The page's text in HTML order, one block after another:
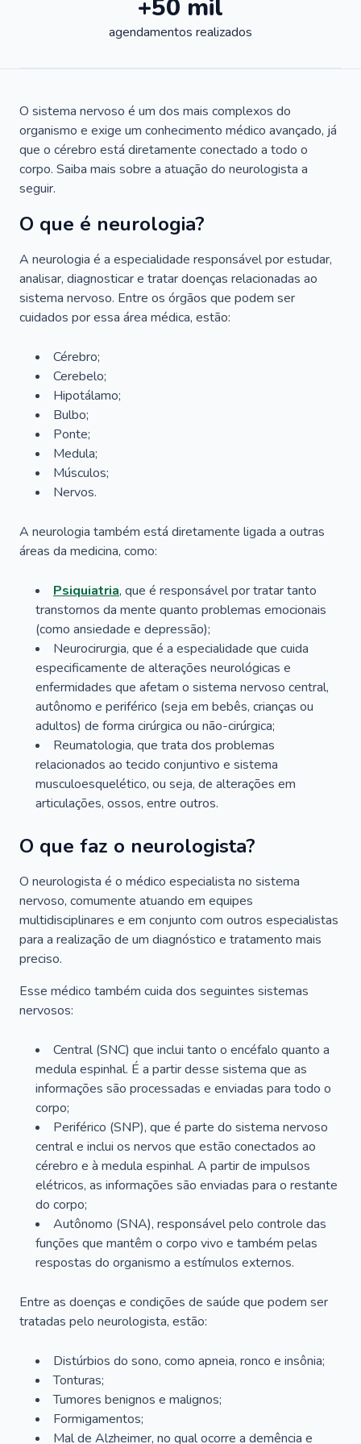
+50 mil
agendamentos realizados
O sistema nervoso é um dos mais complexos do
organismo e exige um conhecimento médico avançado, já
que o cérebro está diretamente conectado a todo o
corpo. Saiba mais sobre a atuação do neurologista a
seguir.
O que é neurologia?
A neurologia é a especialidade responsável por estudar,
analisar, diagnosticar e tratar doenças relacionadas ao
sistema nervoso. Entre os órgãos que podem ser
cuidados por essa área médica, estão:
Cérebro;
Cerebelo;
Hipotálamo;
Bulbo;
Ponte;
Medula;
Músculos;
Nervos.
A neurologia também está diretamente ligada a outras
áreas da medicina, como:
Psiquiatria, que é responsável por tratar tanto
transtornos da mente quanto problemas emocionais
(como ansiedade e depressão);
Neurocirurgia, que é a especialidade que cuida
especificamente de alterações neurológicas e
enfermidades que afetam o sistema nervoso central,
autônomo e periférico (seja em bebês, crianças ou
adultos) de forma cirúrgica ou não-cirúrgica;
Reumatologia, que trata dos problemas
relacionados ao tecido conjuntivo e sistema
musculoesquelético, ou seja, de alterações em
articulações, ossos, entre outros.
O que faz o neurologista?
O neurologista é o médico especialista no sistema
nervoso, comumente atuando em equipes
multidisciplinares e em conjunto com outros especialistas
para a realização de um diagnóstico e tratamento mais
preciso.
Esse médico também cuida dos seguintes sistemas
nervosos:
Central (SNC) que inclui tanto o encéfalo quanto a
medula espinhal. É a partir desse sistema que as
informações são processadas e enviadas para todo o
corpo;
Periférico (SNP), que é parte do sistema nervoso
central e inclui os nervos que estão conectados ao
cérebro e à medula espinhal. A partir de impulsos
elétricos, as informações são enviadas para o restante
do corpo;
Autônomo (SNA), responsável pelo controle das
funções que mantêm o corpo vivo e também pelas
respostas do organismo a estímulos externos.
Entre as doenças e condições de saúde que podem ser
tratadas pelo neurologista, estão:
Distúrbios do sono, como apneia, ronco e insônia;
Tonturas;
Tumores benignos e malignos;
Formigamentos;
Mal de Alzheimer, no qual ocorre a demência e